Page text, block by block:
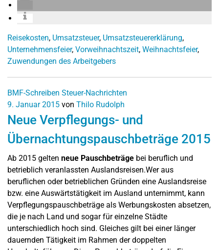
Reisekosten, Umsatzsteuer, Umsatzsteuererklärung,
Unternehmensfeier, Vorweihnachtszeit, Weihnachtsfeier,
Zuwendungen des Arbeitgebers
BMF-Schreiben Steuer-Nachrichten
9. Januar 2015 von Thilo Rudolph
Neue Verpflegungs- und
Übernachtungspauschbeträge 2015
Ab 2015 gelten neue Pauschbeträge bei beruflich und
betrieblich veranlassten Auslandsreisen.Wer aus
beruflichen oder betrieblichen Gründen eine Auslandsreise
bzw. eine Auswärtstätigkeit im Ausland unternimmt, kann
Verpflegungspauschbeträge als Werbungskosten absetzen,
die je nach Land und sogar für einzelne Städte
unterschiedlich hoch sind. Gleiches gilt bei einer länger
dauernden Tätigkeit im Rahmen der doppelten